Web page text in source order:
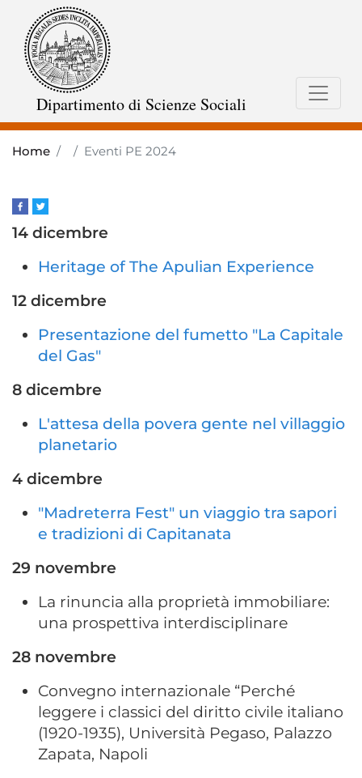
Dipartimento di Scienze Sociali
Home Eventi PE 2024
14 dicembre
Heritage of The Apulian Experience
12 dicembre
Presentazione del fumetto "La Capitale
del Gas"
8 dicembre
L'attesa della povera gente nel villaggio
planetario
4 dicembre
"Madreterra Fest" un viaggio tra sapori
e tradizioni di Capitanata
29 novembre
La rinuncia alla proprietà immobiliare:
una prospettiva interdisciplinare
28 novembre
Convegno internazionale “Perché
leggere i classici del diritto civile italiano
(1920-1935), Università Pegaso, Palazzo
Zapata, Napoli